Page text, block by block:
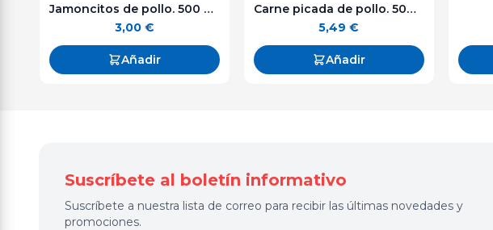
Jamoncitos de pollo. 500 g. aprox.
3,00 €
Añadir
Carne picada de pollo. 500 g. aprox.
5,49€
Añadir
Suscríbete al boletín informativo
Suscríbete a nuestra lista de correo para recibir las últimas novedades y
promociones.